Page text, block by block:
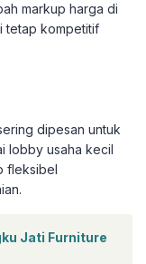
markup harga di
tetap kompetitif
dipesan untuk
lobby usaha kecil
fleksibel
Jati Furniture